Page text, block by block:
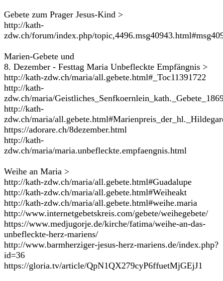
Gebete zum Prager Jesus-Kind >
http://kath-
zdw.ch/forum/index.php/
Marien-Gebete und
8. Dezember - Festtag Maria Unbefleckte Empfängnis >
http://kath-zdw.ch/maria/all.gebete.html#_Toc11391722
http://kath-
zdw.ch/maria/
http://kath-
zdw.ch/maria/
https://adorare.ch/8dezember.html
http://kath-
zdw.ch/maria/maria.unbefleckte.empfaengnis.html
Weihe an Maria >
http://kath-zdw.ch/maria/all.gebete.html#Guadalupe
http://kath-zdw.ch/maria/all.gebete.html#Weiheakt
http://kath-zdw.ch/maria/all.gebete.html#weihe.maria
http://www.internetgebetskreis.com/gebete/weihegebete/
https://www.medjugorje.de/kirche/fatima/weihe-an-das-
unbefleckte-herz-mariens/
http://www.barmherziger-jesus-herz-mariens.de/index.php?
id=36
https://gloria.tv/article/QpN1QX279cyP6ffuetMjGEjJ1